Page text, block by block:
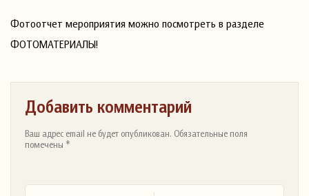
Фотоотчет мероприятия можно посмотреть в разделе
ФОТОМАТЕРИАЛЫ!
Добавить комментарий
Ваш адрес email не будет опубликован. Обязательные поля
помечены *